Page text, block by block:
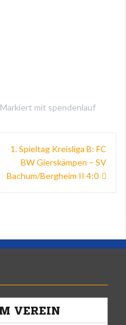
Markiert mit spendenlauf
1. Spieltag Kreisliga B: FC
BW Gierskämpen – SV
Bachum/Bergheim II 4:0